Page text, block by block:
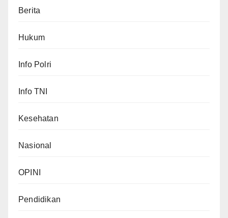
Berita
Hukum
Info Polri
Info TNI
Kesehatan
Nasional
OPINI
Pendidikan